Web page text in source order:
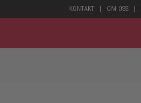
KONTAKT OM OSS